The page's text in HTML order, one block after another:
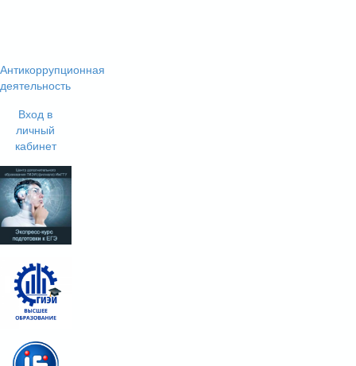
Антикоррупционная
деятельность
Вход в
личный
кабинет